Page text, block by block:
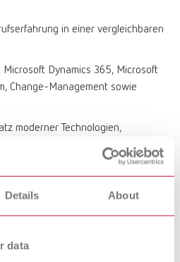
Details About
data
in einer vergleichbaren
Dynamics 365, Microsoft
Change-Management sowie
moderner Technologien,
und lösungsorientierte
in Wort und Schrift